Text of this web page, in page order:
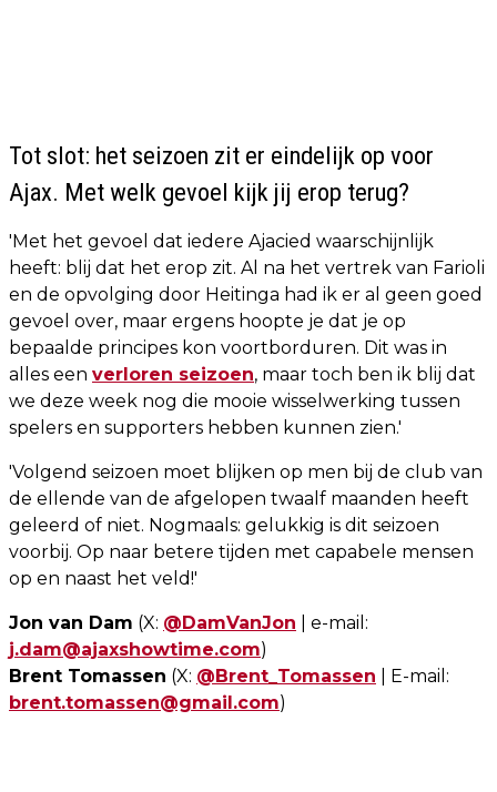
Tot slot: het seizoen zit er eindelijk op voor
Ajax. Met welk gevoel kijk jij erop terug?
'Met het gevoel dat iedere Ajacied waarschijnlijk
heeft: blij dat het erop zit. Al na het vertrek van Farioli
en de opvolging door Heitinga had ik er al geen goed
gevoel over, maar ergens hoopte je dat je op
bepaalde principes kon voortborduren. Dit was in
alles een verloren seizoen, maar toch ben ik blij dat
we deze week nog die mooie wisselwerking tussen
spelers en supporters hebben kunnen zien.'
'Volgend seizoen moet blijken op men bij de club van
de ellende van de afgelopen twaalf maanden heeft
geleerd of niet. Nogmaals: gelukkig is dit seizoen
voorbij. Op naar betere tijden met capabele mensen
op en naast het veld!'
Jon van Dam (X: @DamVanJon | e-mail:
j.dam@ajaxshowtime.com)
Brent Tomassen (X: @Brent_Tomassen | E-mail:
brent.tomassen@gmail.com)